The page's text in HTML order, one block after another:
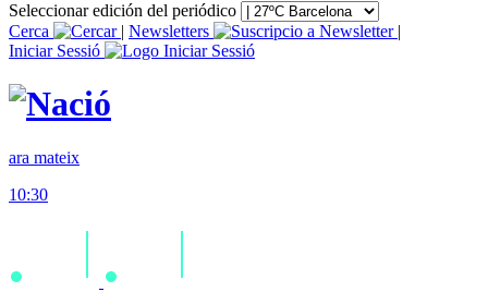
Seleccionar edición del periódico
Cerca
| Newsletters
|
Iniciar Sessió
ara mateix
10:30